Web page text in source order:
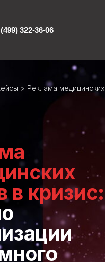
322-36-06
> Реклама медицинских
в кризис: